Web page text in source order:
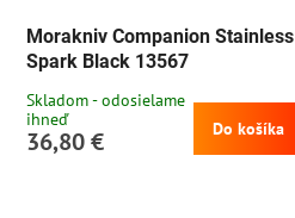
Morakniv Companion Stainless
Spark Black 13567
Skladom - odosielame
ihneď
36,80 € Do košíka